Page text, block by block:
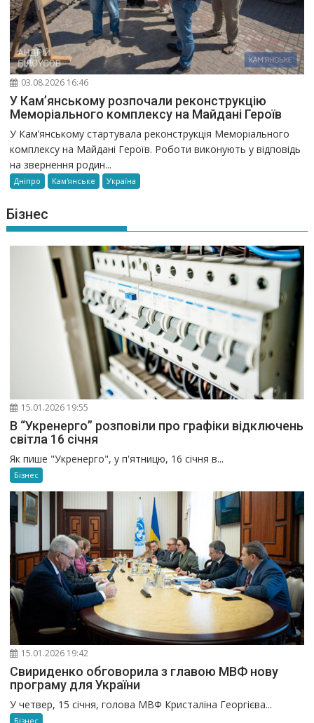
03.08.2026 16:46
У Кам’янському розпочали реконструкцію
Меморіального комплексу на Майдані Героїв
У Кам’янському стартувала реконструкція Меморіального
комплексу на Майдані Героїв. Роботи виконують у відповідь
на звернення родин...
Дніпро Кам'янське Україна
Бізнес
15.01.2026 19:55
В “Укренерго” розповіли про графіки відключень
світла 16 січня
Як пише "Укренерго", у п'ятницю, 16 січня в...
Бізнес
15.01.2026 19:42
Свириденко обговорила з главою МВФ нову
програму для України
У четвер, 15 січня, голова МВФ Кристаліна Георгієва...
Бізнес